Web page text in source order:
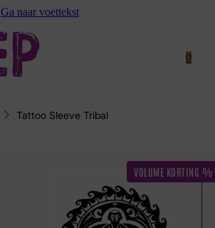
Ga naar voettekst
0
Tattoo Sleeve Tribal